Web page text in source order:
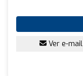
Ver e-mail